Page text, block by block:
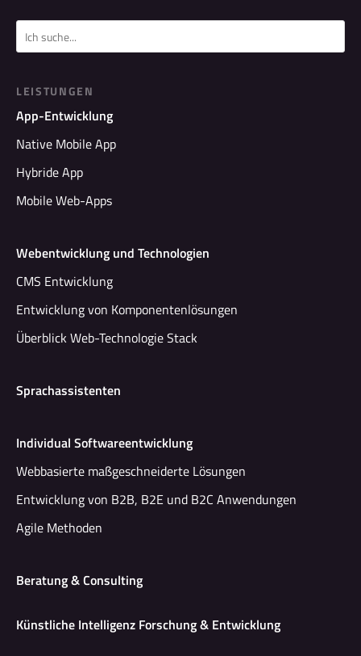
LEISTUNGEN
App-Entwicklung
Native Mobile App
Hybride App
Mobile Web-Apps
Webentwicklung und Technologien
CMS Entwicklung
Entwicklung von Komponentenlösungen
Überblick Web-Technologie Stack
Sprachassistenten
Individual Softwareentwicklung
Webbasierte maßgeschneiderte Lösungen
Entwicklung von B2B, B2E und B2C Anwendungen
Agile Methoden
Beratung & Consulting
Künstliche Intelligenz Forschung & Entwicklung